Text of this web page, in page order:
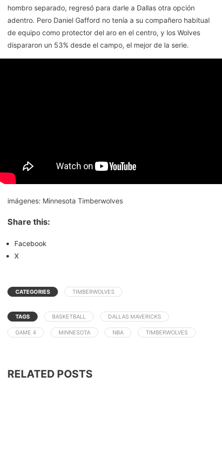
hombro separado, regresó para darle a Dallas otra opción
adentro. Pero Daniel Gafford no tenía a su compañero habitual
de equipo como protector del aro en el centro, y los Wolves
dispararon un 53% desde el campo, el mejor de la serie.
imágenes: Minnesota Timberwolves
Share this:
Facebook
X
CATEGORIES TIMBERWOLVES
TAGS BASKETBALL DALLAS MAVERICKS
GAME 4 MINNESOTA NBA TIMBERWOLVES
RELATED POSTS